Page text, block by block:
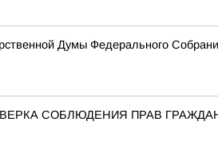
Думы Федерального
СОБЛЮДЕНИЯ ПРАВ